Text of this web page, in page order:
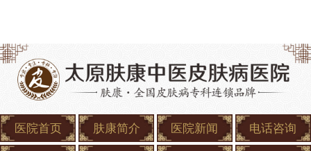
医院首页 肤康简介 医院新闻 电话咨询